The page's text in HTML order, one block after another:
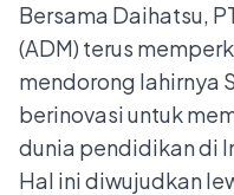
Bersama Daihatsu,
(ADM) terus
mendorong lahirnya
berinovasi untuk
dunia pendidikan di
Hal ini diwujudkan